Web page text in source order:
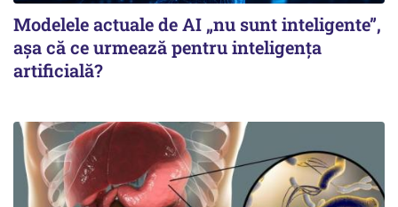
Modelele actuale de AI „nu sunt inteligente”,
așa că ce urmează pentru inteligența
artificială?